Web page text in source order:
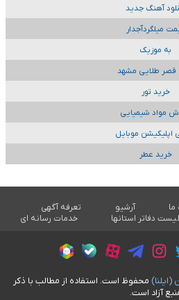
آهنگ جدید
میلگردآجدار
به موزیک
قصر طلایی مشهد
خرید تور
مواد شیمیایی
اپلیکیشن موبایل
خرید عطر
ما آرشیو
تعرفه آگهی
لیست دفاتر استانها خدمات رسانه ای
(ايلنا) محفوظ است. استفاده از مطالب با ذکر
آزاد است.